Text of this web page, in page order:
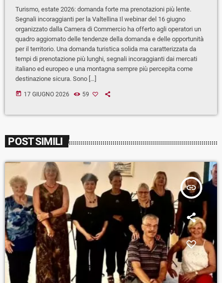
Turismo, estate 2026: domanda forte ma prenotazioni più lente.
Segnali incoraggianti per la Valtellina Il webinar del 16 giugno
organizzato dalla Camera di Commercio ha offerto agli operatori un
quadro aggiornato delle tendenze della domanda e delle opportunità
per il territorio. Una domanda turistica solida ma caratterizzata da
tempi di prenotazione più lunghi, segnali incoraggianti dai mercati
italiano ed europeo e una montagna sempre più percepita come
destinazione sicura. Sono […]
today 17 GIUGNO 2026 59
POST SIMILI
insert_link